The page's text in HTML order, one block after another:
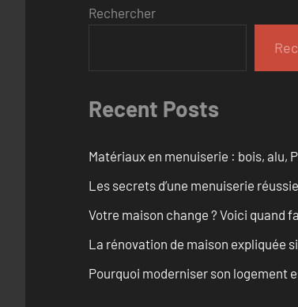
Rechercher
Recent Posts
Matériaux en menuiserie : bois, alu,
Les secrets d’une menuiserie
Votre maison change ? Voici quand
La rénovation de maison expliquée
Pourquoi moderniser son logement